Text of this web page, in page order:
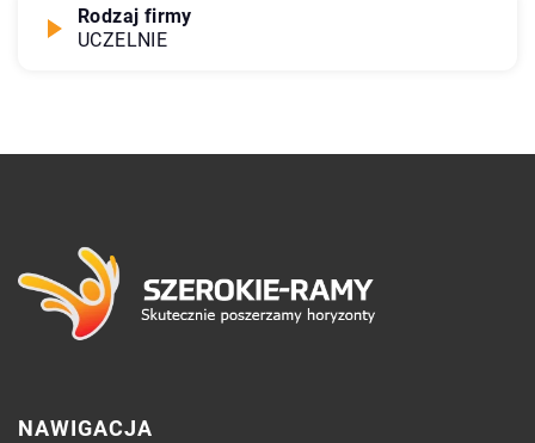
Rodzaj firmy
UCZELNIE
NAWIGACJA